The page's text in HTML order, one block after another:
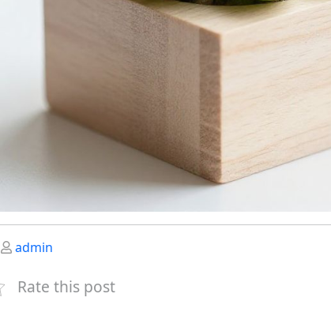
Posted
admin
Rate this post